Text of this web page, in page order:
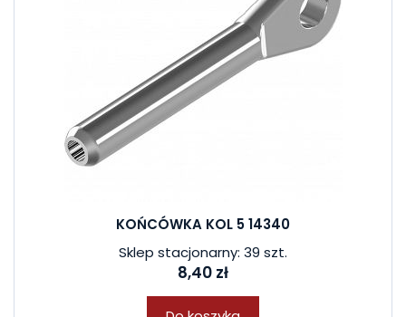
KOŃCÓWKA KOL 5 14340
Sklep stacjonarny: 39 szt.
8,40 zł